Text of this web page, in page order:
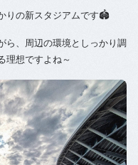
りの新スタジアムです🏟
ら、周辺の環境としっかり調
理想ですよね～